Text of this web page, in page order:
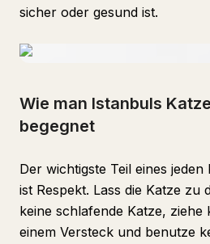
sicher oder gesund ist.
Wie man Istanbuls
begegnet
Der wichtigste Teil eines
ist Respekt. Lass die Katze zu
keine schlafende Katze, ziehe
einem Versteck und benutze